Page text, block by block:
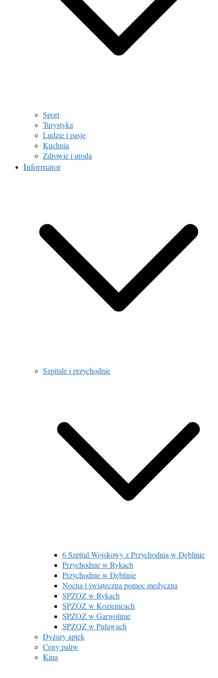
Sport
Turystyka
Ludzie i pasje
Kuchnia
Zdrowie i uroda
Informator
Szpitale i przychodnie
6 Szpital Wojskowy z Przychodnią w Dęblinie
Przychodnie w Rykach
Przychodnie w Dęblinie
Nocna i świąteczna pomoc medyczna
SPZOZ w Rykach
SPZOZ w Kozienicach
SPZOZ w Garwolinie
SPZOZ w Puławach
Dyżury aptek
Ceny paliw
Kina